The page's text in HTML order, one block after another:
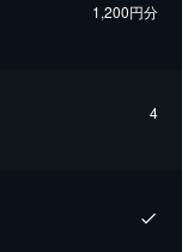
1,200円分
4